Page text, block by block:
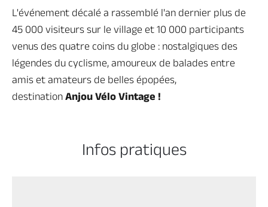
L'événement décalé a rassemblé l'an dernier plus de
45 000 visiteurs sur le village et 10 000 participants
venus des quatre coins du globe : nostalgiques des
légendes du cyclisme, amoureux de balades entre
amis et amateurs de belles épopées,
destination Anjou Vélo Vintage !
Infos pratiques